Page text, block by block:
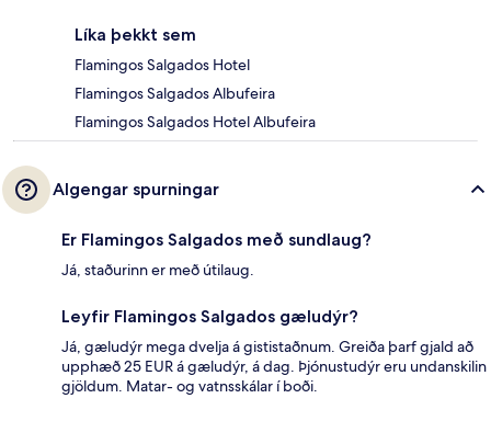
Líka þekkt sem
Flamingos Salgados Hotel
Flamingos Salgados Albufeira
Flamingos Salgados Hotel Albufeira
Algengar spurningar
Er Flamingos Salgados með sundlaug?
Já, staðurinn er með útilaug.
Leyfir Flamingos Salgados gæludýr?
Já, gæludýr mega dvelja á gististaðnum. Greiða þarf gjald að
upphæð 25 EUR á gæludýr, á dag. Þjónustudýr eru undanskilin
gjöldum. Matar- og vatnsskálar í boði.